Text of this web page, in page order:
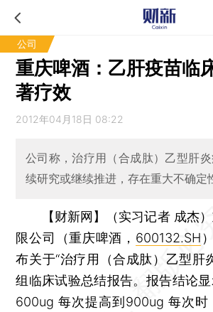
公司
重庆啤酒：乙肝疫苗临
著疗效
2012年04月18日 08:22
公司称，治疗用（合成肽）乙型肝
续研究或继续推进，存在重大不确定
【财新网】（实习记者 成杰）
限公司（重庆啤酒， 600132.SH
布关于“治疗用（合成肽）乙型肝
组临床试验总结报告。报告结论
600ug 每次提高到900ug 每次时